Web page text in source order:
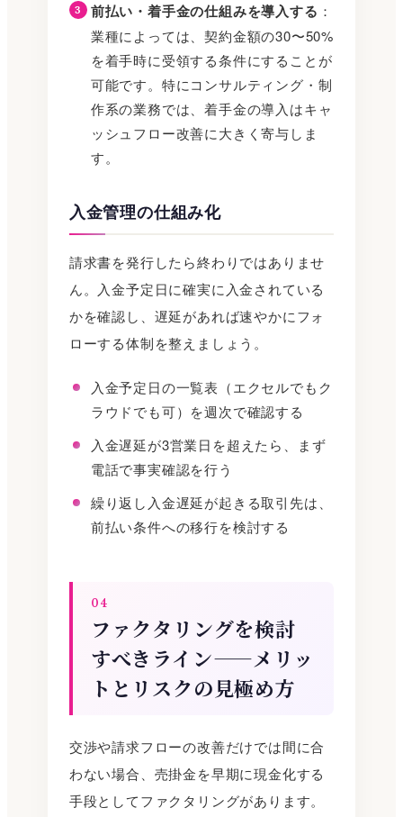
前払い・着手金の仕組みを導入する ：
業種によっては、契約金額の30〜50%
を着手時に受領する条件にすることが
可能です。特にコンサルティング・制
作系の業務では、着手金の導入はキャ
ッシュフロー改善に大きく寄与しま
す。
入金管理の仕組み化
請求書を発行したら終わりではありませ
ん。入金予定日に確実に入金されている
かを確認し、遅延があれば速やかにフォ
ローする体制を整えましょう。
入金予定日の一覧表（エクセルでもク
ラウドでも可）を週次で確認する
入金遅延が3営業日を超えたら、まず
電話で事実確認を行う
繰り返し入金遅延が起きる取引先は、
前払い条件への移行を検討する
04
ファクタリングを検討
すべきライン——メリッ
トとリスクの見極め方
交渉や請求フローの改善だけでは間に合
わない場合、売掛金を早期に現金化する
手段としてファクタリングがあります。